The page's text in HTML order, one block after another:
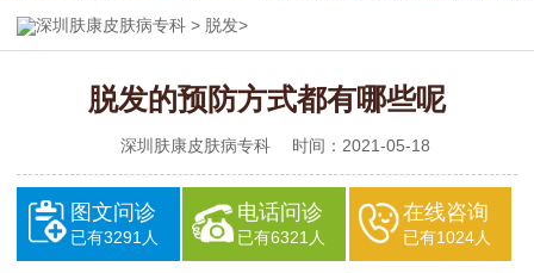
深圳肤康皮肤病专科 > 脱发>
脱发的预防方式都有哪些呢
深圳肤康皮肤病专科 时间：2021-05-18
图文问诊
已有3291人
电话问诊
已有6321人
在线咨询
已有1024人